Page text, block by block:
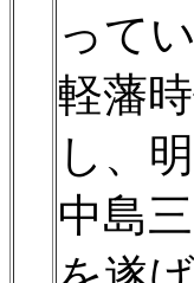
って
軽藩
し、
中島